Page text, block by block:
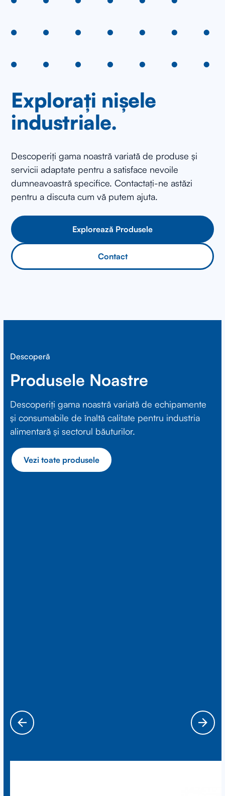
Explorați nișele
industriale.
Descoperiți gama noastră variată de produse și
servicii adaptate pentru a satisface nevoile
dumneavoastră specifice. Contactați-ne astăzi
pentru a discuta cum vă putem ajuta.
Explorează Produsele
Contact
Descoperă
Produsele Noastre
Descoperiți gama noastră variată de echipamente
și consumabile de înaltă calitate pentru industria
alimentară și sectorul băuturilor.
Vezi toate produsele